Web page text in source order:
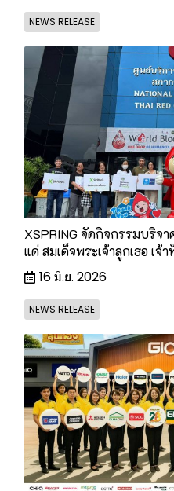
NEWS RELEASE
XSPRING จัดกิจกรรมบริจ
แด่ สมเด็จพระเจ้าลูกเธอ เจ้
16 มิ.ย. 2026
NEWS RELEASE